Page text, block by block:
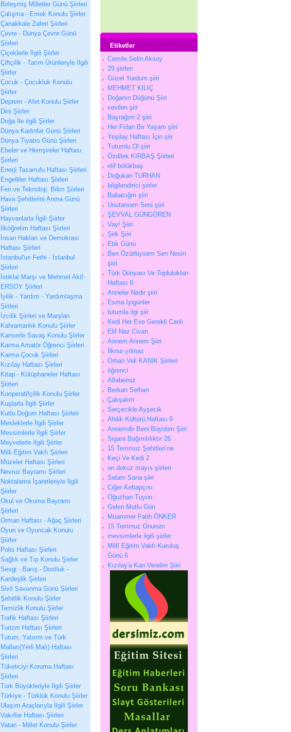
Birleşmiş Milletler Günü Şiirleri
Çalışma - Emek Konulu Şiirler
Çanakkale Zaferi Şiirleri
Çevre - Dünya Çevre Günü
Şiirleri
Çiçeklerle İlgili Şiirler
Çiftçilik - Tarım Ürünleriyle İlgili
Şiirler
Çocuk - Çocukluk Konulu
Şiirler
Deprem - Afet Konulu Şiirler
Dini Şiirler
Doğa İle ilgili Şiirler
Dünya Kadınlar Günü Şiirleri
Dünya Tiyatro Günü Şiirleri
Ebeler ve Hemşireler Haftası
Şiirleri
Enerji Tasarrufu Haftası Şiirleri
Engelliler Haftası Şiirleri
Fen ve Teknoloji, Bilim Şiirleri
Hava Şehitlerini Anma Günü
Şiirleri
Hayvanlarla İlgili Şiirler
İlköğretim Haftası Şiirleri
İnsan Hakları ve Demokrasi
Haftası Şiirleri
İstanbul'un Fethi - İstanbul
Şiirleri
İstiklal Marşı ve Mehmet Akif
ERSOY Şiirleri
İyilik - Yardım - Yardımlaşma
Şiirleri
İzcilik Şiirleri ve Marşları
Kahramanlık Konulu Şiirler
Kanserle Savaş Konulu Şiirler
Karma Amatör Öğrenci Şiirleri
Karma Çocuk Şiirleri
Kızılay Haftası Şiirleri
Kitap - Kütüphaneler Haftası
Şiirleri
Kooperatifçilik Konulu Şiirler
Kuşlarla İlgili Şiirler
Kutlu Doğum Haftası Şiirleri
Mesleklerle İlgili Şiirler
Mevsimlerle İlgili Şiirler
Meyvelerle İlgili Şiirler
Milli Eğitim Vakfı Şiirleri
Müzeler Haftası Şiirleri
Nevruz Bayramı Şiirleri
Noktalama İşaretleriyle İlgili
Şiirler
Okul ve Okuma Bayramı
Şiirleri
Orman Haftası - Ağaç Şiirleri
Oyun ve Oyuncak Konulu
Şiirler
Polis Haftası Şiirleri
Sağlık ve Tıp Konulu Şiirler
Sevgi - Barış - Dostluk -
Kardeşlik Şiirleri
Sivil Savunma Günü Şiirleri
Şehitlik Konulu Şiirler
Temizlik Konulu Şiirler
Trafik Haftası Şiirleri
Turizm Haftası Şiirleri
Tutum, Yatırım ve Türk
Malları(Yerli Malı) Haftası
Şiirleri
Tüketiciyi Koruma Haftası
Şiirleri
Türk Büyükleriyle İlgili Şiirler
Türkiye - Türklük Konulu Şiirler
Ulaşım Araçlarıyla İlgili Şiirler
Vakıflar Haftası Şiirleri
Vatan - Millet Konulu Şiirler
Etiketler
Cemile Selin Aksoy
29 şiirleri
Güzel Yurdum şiiri
MEHMET KILIÇ
Doğanın Düğünü Şiiri
sevilen şiir
Bayrağım 2 şiiri
Her Fidan Bir Yaşam şiiri
Yeşilay Haftası İçin şiir
Tutumlu Ol şiiri
Özdilek KIRBAŞ Şiirleri
elif bölükbaş
Doğukan TURHAN
bilgilendirici şiirler
Babacığm şiiri
Unutamam Seni şiiri
ŞEVVAL GÜNGÖREN
Vay! Şiiri
Şirk Şiiri
Etik Günü
Ben Özürlüysem Sen Nesin
şiiri
Türk Dünyası Ve Toplulukları
Haftası 6
Anneler Nedir şiiri
Esma İyigünler
tutumla ilgi şiir
Kedi Her Eve Gerekli Canlı
Elif Naz Civan
Annem Annem Şiiri
İlknur yılmaz
Orhan Veli KANIK Şiirleri
öğrenci
Alfabemiz
Berkan Selhan
Çalışalım
Serçecikle Ayşecik
Ahilik Kültürü Haftası 9
Annemdir Beni Büyüten Şiiri
Sigara Bağımlılıktır 26
15 Temmuz Şehitleri’ne
Keçi Ve Kedi 2
on dokuz mayıs şiirleri
Selam Sana şiiri
Ciğer Kebapçısı
Oğuzhan Tuyun
Gelen Mutlu Gün
Muammer Fatih ÖNKER
15 Temmuz Onurum
mevsimlerle ilgili şiirler
Millî Eğitim Vakfı Kuruluş
Günü 6
Kızılay'a Kan Verelim Şiiri